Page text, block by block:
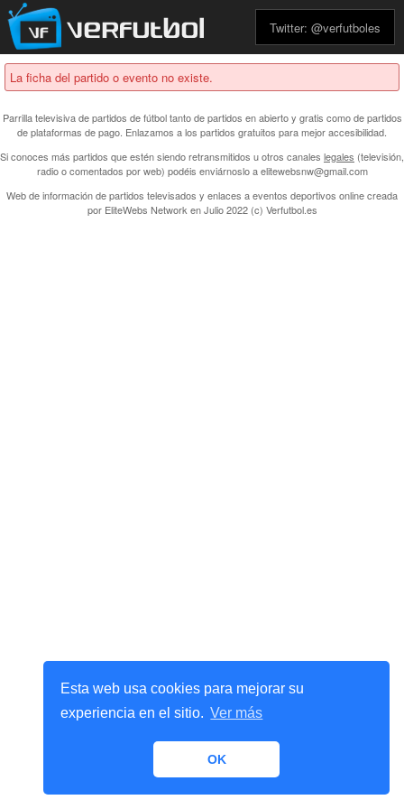
Esta web usa cookies para mejorar su
experiencia en el sitio. Ver más
OK
Twitter: @verfutboles
La ficha del partido o evento no existe.
Parrilla televisiva de partidos de fútbol tanto de partidos en abierto y gratis como de partidos
de plataformas de pago. Enlazamos a los partidos gratuitos para mejor accesibilidad.
Si conoces más partidos que estén siendo retransmitidos u otros canales legales (televisión,
radio o comentados por web) podéis enviárnoslo a elitewebsnw@gmail.com
Web de información de partidos televisados y enlaces a eventos deportivos online creada
por EliteWebs Network en Julio 2022 (c) Verfutbol.es